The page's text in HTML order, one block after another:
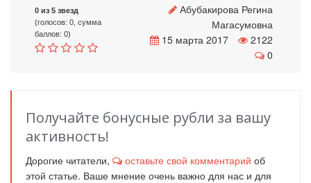
0 из 5 звезд
(голосов: 0, сумма
баллов: 0)
Абубакирова Регина
Магасумовна
15 марта 2017
2122
0
Получайте бонусные рубли за вашу
активность!
Дорогие читатели, оставьте свой комментарий об
этой статье. Ваше мнение очень важно для нас и для